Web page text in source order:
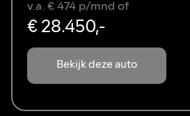
Bekijk deze auto
v.a. € 474 p/mnd of
€ 28.450,-